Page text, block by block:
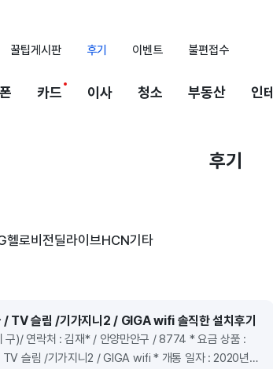
꿀팁게시판 후기 이벤트 불편접수
카드 이사 청소 부동산 인
후기
헬로비전딜라이브HCN기타
TV 슬림 /기가지니2 / GIGA wifi 솔직한 설치후기
구)/ 연락처 : 김재* / 안양만안구 / 8774 * 요금 상품 :
슬림 /기가지니2 / GIGA wifi * 개통 일자 : 2020년